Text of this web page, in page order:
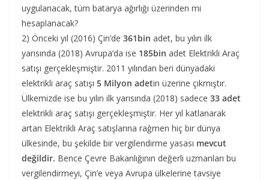
uygulanacak, tüm batarya ağırlığı üzerinden mi
hesaplanacak?
2) Önceki yıl (2016) Çin’de 361bin adet, bu yılın ilk
yarısında (2018) Avrupa’da ise 185bin adet Elektrikli Araç
satışı gerçekleşmiştir. 2011 yılından beri dünyadaki
elektrikli araç satışı 5 Milyon adetin üzerine çıkmıştır.
Ülkemizde ise bu yılın ilk yarısında (2018) sadece 33 adet
elektrikli araç satışı gerçekleşmiştir. Her yıl katlanarak
artan Elektrikli Araç satışlarına rağmen hiç bir dünya
ülkesinde, bu şekilde bir vergilendirme yasası mevcut
değildir. Bence Çevre Bakanlığının değerli uzmanları bu
vergilendirmeyi, Çin’e veya Avrupa ülkelerine tavsiye